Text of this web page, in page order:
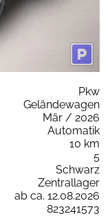
Pkw
Geländewagen
Mär / 2026
Automatik
10 km
5
Schwarz
Zentrallager
ab ca. 12.08.2026
823241573